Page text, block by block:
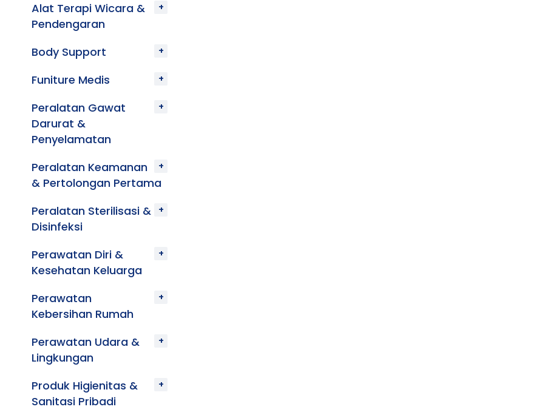
Alat Terapi Wicara &
Pendengaran
Body Support
Funiture Medis
Peralatan Gawat
Darurat &
Penyelamatan
Peralatan Keamanan
& Pertolongan Pertama
Peralatan Sterilisasi &
Disinfeksi
Perawatan Diri &
Kesehatan Keluarga
Perawatan
Kebersihan Rumah
Perawatan Udara &
Lingkungan
Produk Higienitas &
Sanitasi Pribadi